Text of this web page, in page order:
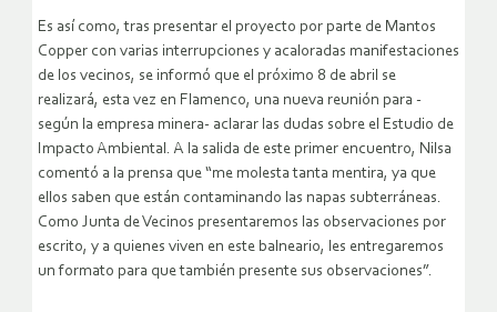
Es así como, tras presentar el proyecto por parte de Mantos
Copper con varias interrupciones y acaloradas manifestaciones
de los vecinos, se informó que el próximo 8 de abril se
realizará, esta vez en Flamenco, una nueva reunión para -
según la empresa minera- aclarar las dudas sobre el Estudio de
Impacto Ambiental. A la salida de este primer encuentro, Nilsa
comentó a la prensa que “me molesta tanta mentira, ya que
ellos saben que están contaminando las napas subterráneas.
Como Junta de Vecinos presentaremos las observaciones por
escrito, y a quienes viven en este balneario, les entregaremos
un formato para que también presente sus observaciones”.